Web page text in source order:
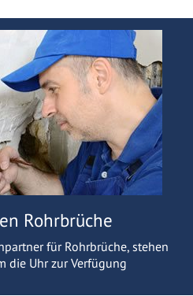
Rohrbrüche
für Rohrbrüche, stehen
die Uhr zur Verfügung